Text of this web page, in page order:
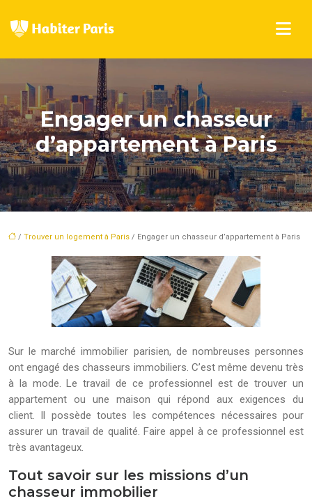
Engager un chasseur
d’appartement à Paris
/ Trouver un logement à Paris / Engager un chasseur d’appartement à Paris
Sur le marché immobilier parisien, de nombreuses personnes
ont engagé des chasseurs immobiliers. C’est même devenu très
à la mode. Le travail de ce professionnel est de trouver un
appartement ou une maison qui répond aux exigences du
client. Il possède toutes les compétences nécessaires pour
assurer un travail de qualité. Faire appel à ce professionnel est
très avantageux.
Tout savoir sur les missions d’un
chasseur immobilier